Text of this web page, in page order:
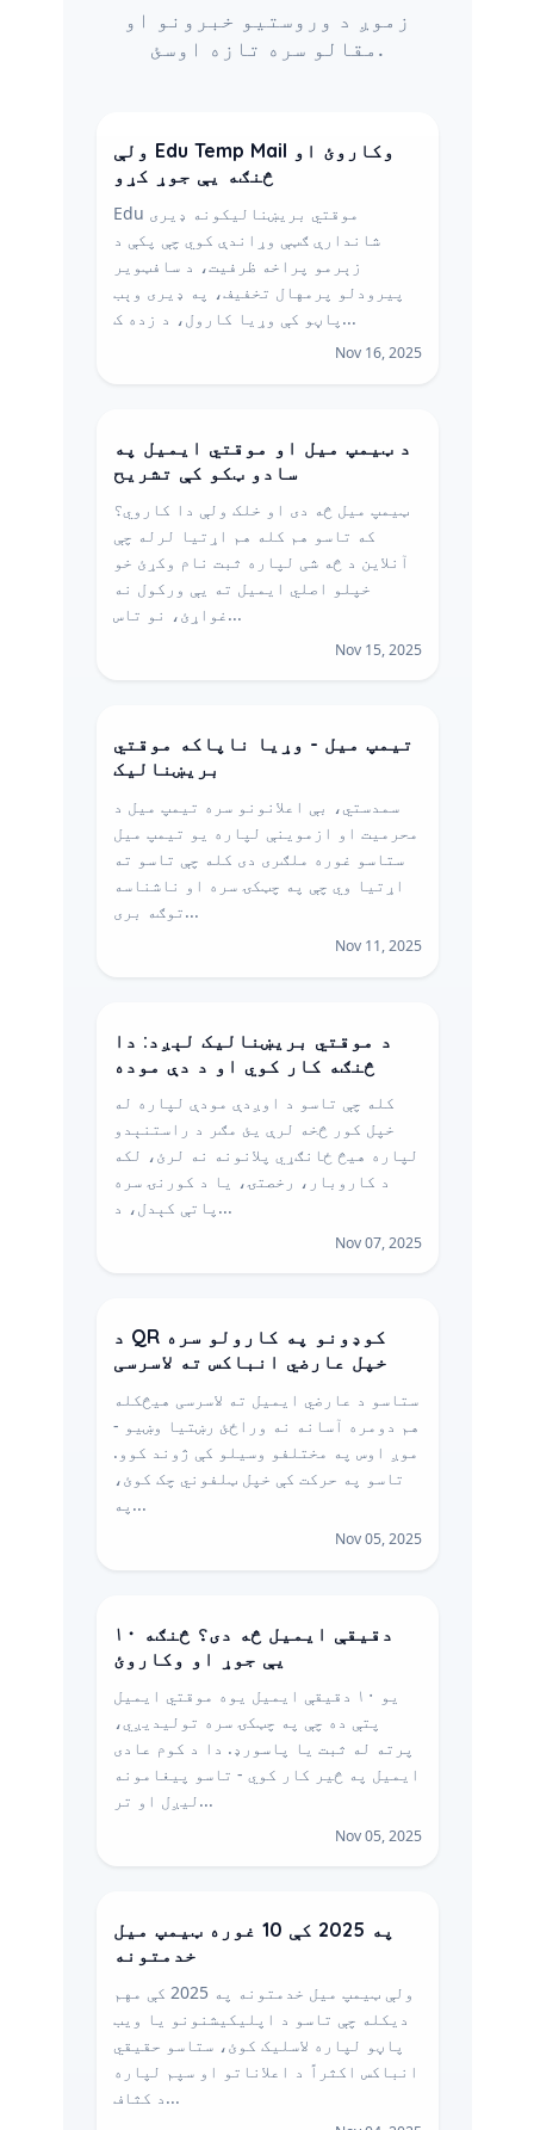
زموږ د وروستیو خبرونو او
مقالو سره تازه اوسئ.
ولې Edu Temp Mail وکاروئ او
څنګه یې جوړ کړو
Edu موقتي بریښنالیکونه ډیری
شاندارې ګټې وړاندې کوي چې پکې د
زېرمو پراخه ظرفیت، د سافټویر
پیرودلو پرمهال تخفیف، په ډیری وېب
پاڼو کې وړیا کارول، د زده ک...
Nov 16, 2025
د ټیمپ میل او موقتي ایمیل په
سادو ټکو کې تشریح
ټیمپ میل څه دی او خلک ولې دا کاروي؟
که تاسو هم کله هم اړتیا لرله چې
آنلاین د څه شی لپاره ثبت نام وکړئ خو
خپلو اصلي ایمیل ته یې ورکول نه
غواړئ، نو تاس...
Nov 15, 2025
تیمپ میل - وړیا ناپاکه موقتي
بریښنالیک
سمدستي، بې اعلانونو سره تیمپ میل د
محرمیت او ازموینې لپاره یو تیمپ میل
ستاسو غوره ملګری دی کله چې تاسو ته
اړتیا وي چې په چټکۍ سره او ناشناسه
توګه بری...
Nov 11, 2025
د موقتي بریښنالیک لېږد: دا
څنګه کار کوي او د دې موده
کله چې تاسو د اوږدې مودې لپاره له
خپل کور څخه لرې یئ مګر د راستنېدو
لپاره هیڅ ځانګړي پلانونه نه لرئ، لکه
د کاروبار، رخصتۍ، یا د کورنۍ سره
پاتې کېدل، د...
Nov 07, 2025
د QR کوډونو په کارولو سره
خپل عارضي انباکس ته لاسرسی
ستاسو د عارضي ایمیل ته لاسرسی هیڅکله
هم دومره آسانه نه وراځئ رښتیا وښیو -
موږ اوس په مختلفو وسیلو کې ژوند کوو.
تاسو په حرکت کې خپل ټل‍فوني چک کوئ،
په...
Nov 05, 2025
۱۰ دقیقې ایمیل څه دی؟ څنګه
یې جوړ او وکاروئ
یو ۱۰ دقیقې ایمیل یوه موقتي ایمیل
پتې ده چې په چټکۍ سره تولیدیږي،
پرته له ثبت یا پاسورډ. دا د کوم عادی
ایمیل په څیر کار کوي - تاسو پیغامونه
لیږل او تر...
Nov 05, 2025
په 2025 کې 10 غوره ټیمپ میل
خدمتونه
ولې ټیمپ میل خدمتونه په 2025 کې مهم
ديکله چې تاسو د اپلیکیشنونو یا ویب
پاڼو لپاره لاسلیک کوئ، ستاسو حقیقي
انباکس اکثراً د اعلاناتو او سپم لپاره
د کثاف...